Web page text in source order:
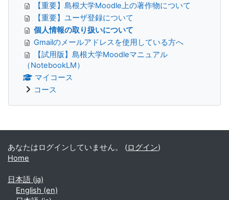
【重要】島根大学Moodle上の著作物について
【重要】ユーザ登録について
個人情報の取り扱いについて
Gmailのメールアドレスを使用している方へ
【試用版】島根大学Moodleマニュアル
（NotebookLM）
マイコース
コース
補助ブロック
あなたはログインしていません。 (ログイン)
Home
日本語 ‎(ja)‎
English ‎(en)‎